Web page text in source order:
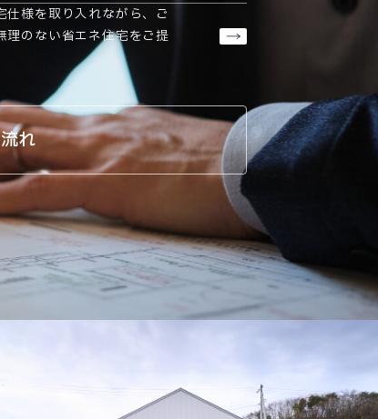
様を取り入れながら、ご
理のない省エネ住宅をご提
れ